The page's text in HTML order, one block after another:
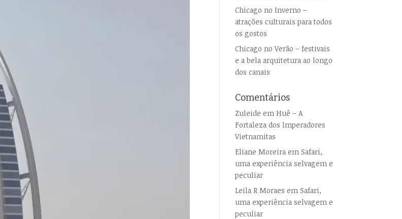
Chicago no Inverno –
atrações culturais para todos
os gostos
Chicago no Verão – festivais
e a bela arquitetura ao longo
dos canais
Comentários
Zuleide em Huê – A
Fortaleza dos Imperadores
Vietnamitas
Eliane Moreira emSafari,
uma experiência selvagem e
peculiar
Leila R Moraes emSafari,
uma experiência selvagem e
peculiar